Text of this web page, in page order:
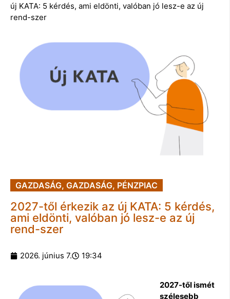
új KATA: 5 kérdés, ami eldönti, valóban jó lesz-e az új
rend-szer
GAZDASÁG, GAZDASÁG, PÉNZPIAC
2027-től érkezik az új KATA: 5 kérdés,
ami eldönti, valóban jó lesz-e az új
rend-szer
2026. június 7. 19:34
2027-től ismét
szélesebb